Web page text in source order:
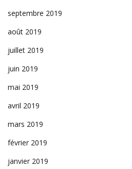
septembre 2019
août 2019
juillet 2019
juin 2019
mai 2019
avril 2019
mars 2019
février 2019
janvier 2019